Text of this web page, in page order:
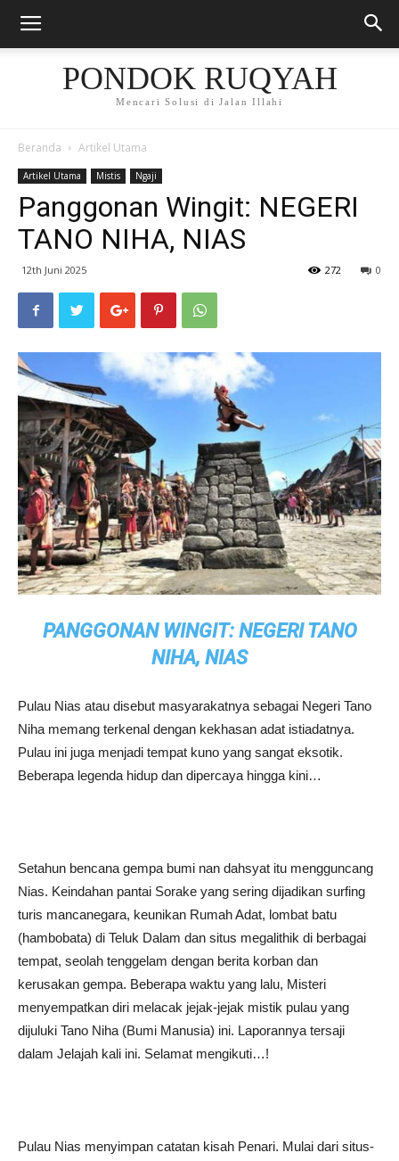
PONDOK RUQYAH
Mencari Solusi di Jalan Illahi
Beranda Artikel Utama
Artikel Utama Mistis Ngaji
Panggonan Wingit: NEGERI
TANO NIHA, NIAS
12th Juni 2025 0
272
PANGGONAN WINGIT: NEGERI TANO
NIHA, NIAS
Pulau Nias atau disebut masyarakatnya sebagai Negeri Tano
Niha memang terkenal dengan kekhasan adat istiadatnya.
Pulau ini juga menjadi tempat kuno yang sangat eksotik.
Beberapa legenda hidup dan dipercaya hingga kini…
Setahun bencana gempa bumi nan dahsyat itu mengguncang
Nias. Keindahan pantai Sorake yang sering dijadikan surfing
turis mancanegara, keunikan Rumah Adat, lombat batu
(hambobata) di Teluk Dalam dan situs megalithik di berbagai
tempat, seolah tenggelam dengan berita korban dan
kerusakan gempa. Beberapa waktu yang lalu, Misteri
menyempatkan diri melacak jejak-jejak mistik pulau yang
dijuluki Tano Niha (Bumi Manusia) ini. Laporannya tersaji
dalam Jelajah kali ini. Selamat mengikuti…!
Pulau Nias menyimpan catatan kisah Penari. Mulai dari situs-